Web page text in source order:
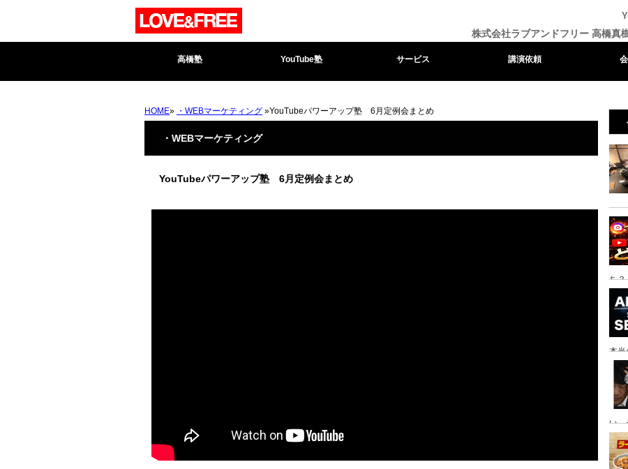
株式会社ラブアンドフリー 高橋真
高橋塾 YouTube塾 サービス 講演依頼
HOME» ・WEBマーケティング »YouTubeパワーアップ塾 6月定例会まとめ
・WEBマーケティング
YouTubeパワーアップ塾 6月定例会まとめ
ち？
本当
い。